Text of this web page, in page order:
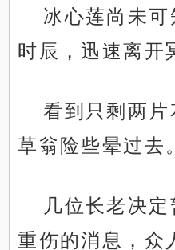
冰心莲尚未
时辰，迅速离开
看到只剩两
草翁险些晕过去。
几位长老决
重伤的消息，众